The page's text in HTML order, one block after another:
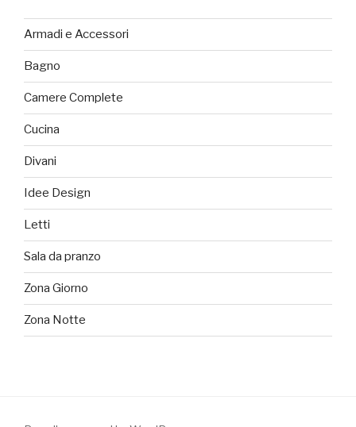
Armadi e Accessori
Bagno
Camere Complete
Cucina
Divani
Idee Design
Letti
Sala da pranzo
Zona Giorno
Zona Notte